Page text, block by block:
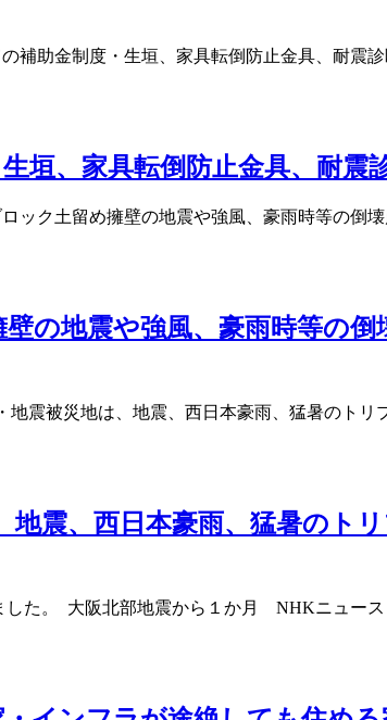
補助金制度・生垣、家具転倒防止金具、耐震
垣、家具転倒防止金具、耐震
ック土留め擁壁の地震や強風、豪雨時等の倒
の地震や強風、豪雨時等の
地震被災地は、地震、西日本豪雨、猛暑のト
地震、西日本豪雨、猛暑のト
した。 大阪北部地震から１か月 NHKニュー